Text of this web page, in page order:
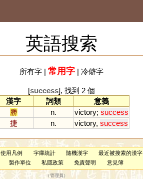
英語搜索
所有字| 常用字| 冷僻字
[success], 找到 2 個
漢字
詞類
意義
勝
n. victory; success
捷
n. victory, success
使用凡例 字庫統計 隨機漢字
最近被搜索的漢字
製作單位 私隱政策 免責聲明 意見簿
（管理員 ）